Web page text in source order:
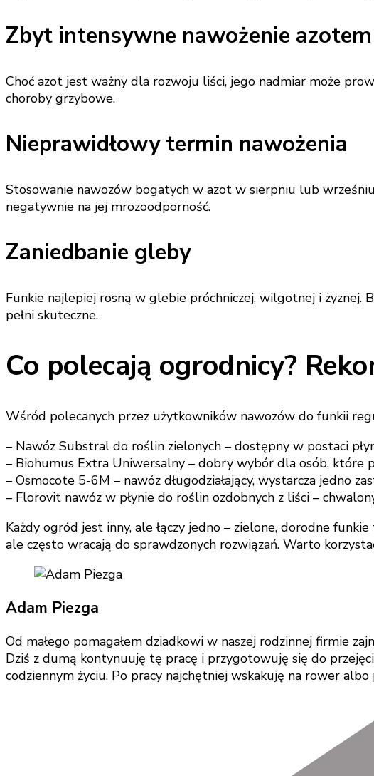
Zbyt intensywne nawożenie azotem
Choć azot jest ważny dla rozwoju liści, jego nadmiar może
choroby grzybowe.
Nieprawidłowy termin nawożenia
Stosowanie nawozów bogatych w azot w sierpniu lub
negatywnie na jej mrozoodporność.
Zaniedbanie gleby
Funkie najlepiej rosną w glebie próchniczej, wilgotnej i
pełni skuteczne.
Co polecają ogrodnicy?
Wśród polecanych przez użytkowników nawozów do funkii
– Nawóz Substral do roślin zielonych – dostępny w postaci
– Biohumus Extra Uniwersalny – dobry wybór dla osób, które
– Osmocote 5-6M – nawóz długodziałający, wystarcza jedno
– Florovit nawóz w płynie do roślin ozdobnych z liści –
Każdy ogród jest inny, ale łączy jedno – zielone, dorodne
ale często wracają do sprawdzonych rozwiązań. Warto
Adam Piezga
Od małego pomagałem dziadkowi w naszej rodzinnej firmie
Dziś z dumą kontynuuję tę pracę i przygotowuję się do
codziennym życiu. Po pracy najchętniej wskakuję na rower